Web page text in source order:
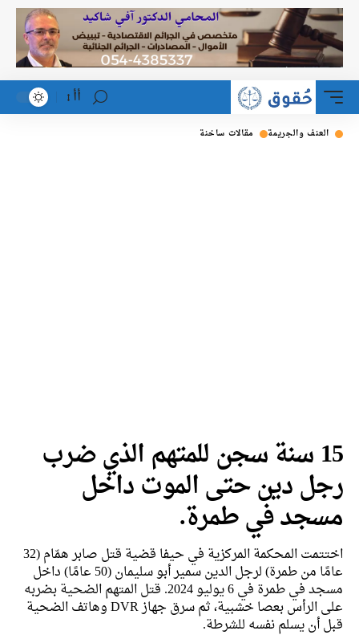
أأ
العنف والجريمة مقالات ساخنة
15 سنة سجن للمتهم الذي ضرب
رجل دين حتى الموت داخل
مسجد في طمرة.
اختتمت المحكمة المركزية في حيفا قضية قتل صابر همّام (32
عامًا من طمرة) لرجل الدين سمير أبو سليمان (50 عامًا) داخل
مسجد في طمرة في 6 يوليو 2024. قتل المتهم الضحية بضربه
على الرأس بعصا خشبية، ثم سرق جهاز DVR وهاتف الضحية
قبل أن يسلم نفسه للشرطة.